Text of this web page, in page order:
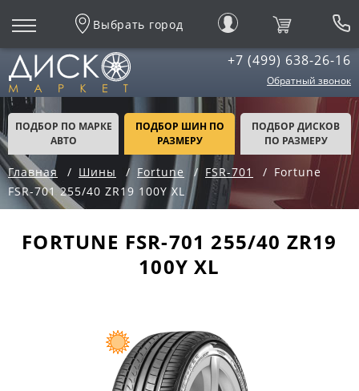
Выбрать город
+7 (499) 638-26-16
Обратный звонок
ПОДБОР ПО МАРКЕ
АВТО
ПОДБОР ШИН ПО
РАЗМЕРУ
ПОДБОР ДИСКОВ
ПО РАЗМЕРУ
Главная Шины Fortune FSR-701
Fortune
FSR-701 255/40 ZR19 100Y XL
FORTUNE FSR-701 255/40 ZR19
100Y XL